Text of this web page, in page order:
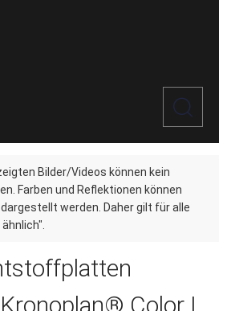
Bilder/Videos können kein
Farben und Reflektionen können
werden. Daher gilt für alle
Color |